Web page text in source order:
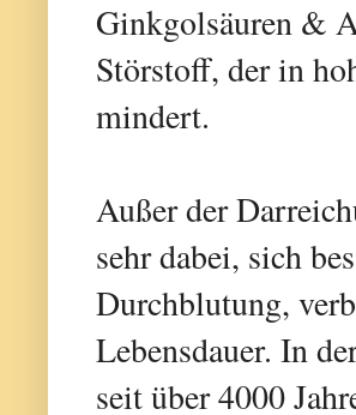
Ginkgolsäuren &
Störstoff, der in
mindert.
Außer der
sehr dabei, sich
Durchblutung,
Lebensdauer. In
seit über 4000